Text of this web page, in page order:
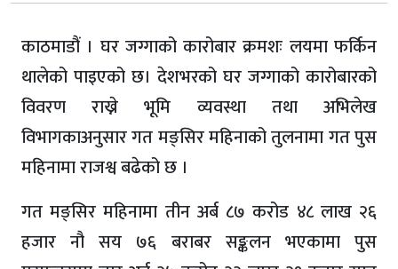
काठमाडौं । घर जग्गाको कारोबार क्रमशः लयमा फर्किन
थालेको पाइएको छ। देशभरको घर जग्गाको कारोबारको
विवरण राख्ने भूमि व्यवस्था तथा अभिलेख
विभागकाअनुसार गत मङ्सिर महिनाको तुलनामा गत पुस
महिनामा राजश्व बढेको छ ।
गत मङ्सिर महिनामा तीन अर्ब ८७ करोड ४८ लाख २६
हजार नौ सय ७६ बराबर सङ्कलन भएकामा पुस